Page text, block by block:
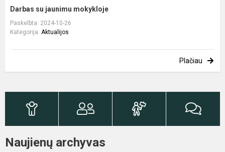
Darbas su jaunimu mokykloje
Paskelbta: 2024-10-26
Kategorija: Aktualijos
Plačiau
Naujienų archyvas